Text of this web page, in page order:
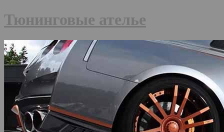
Тюнинговые ателье